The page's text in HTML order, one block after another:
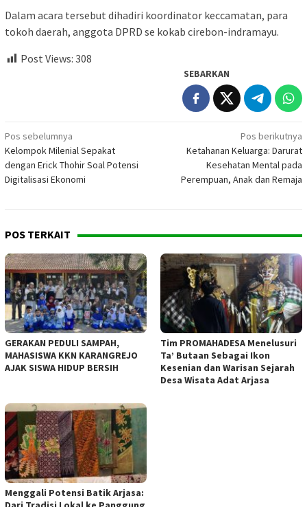
Dalam acara tersebut dihadiri koordinator keccamatan, para
tokoh daerah, anggota DPRD se kokab cirebon-indramayu.
Post Views: 308
SEBARKAN
Navigasi
pos
Pos sebelumnya
Kelompok Milenial Sepakat
dengan Erick Thohir Soal Potensi
Digitalisasi Ekonomi
Pos berikutnya
Ketahanan Keluarga: Darurat
Kesehatan Mental pada
Perempuan, Anak dan Remaja
POS TERKAIT
GERAKAN PEDULI SAMPAH,
MAHASISWA KKN KARANGREJO
AJAK SISWA HIDUP BERSIH
Tim PROMAHADESA Menelusuri
Ta’ Butaan Sebagai Ikon
Kesenian dan Warisan Sejarah
Desa Wisata Adat Arjasa
Menggali Potensi Batik Arjasa: